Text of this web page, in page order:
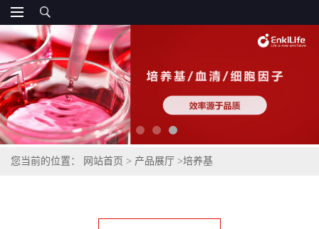
您当前的位置： 网站首页 > 产品展厅 >培养基